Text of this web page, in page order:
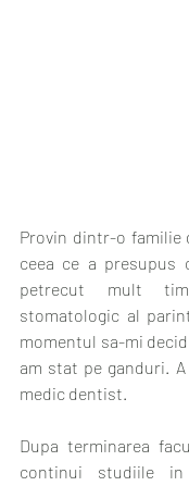
Provin dintr-o familie
ceea ce a presupus
petrecut mult
stomatologic al
momentul sa-mi
am stat pe ganduri.
medic dentist.
Dupa terminarea
continui studiile